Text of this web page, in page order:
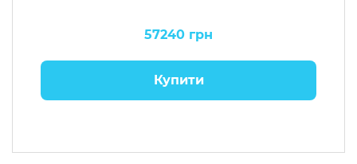
57240 грн
Купити